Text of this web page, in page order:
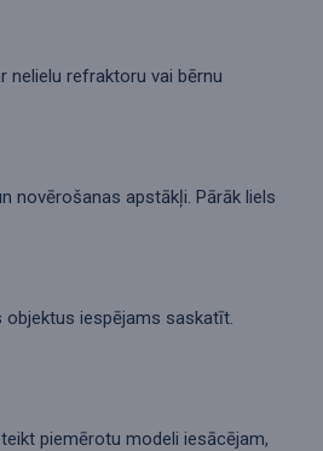
nelielu refraktoru vai bērnu
novērošanas apstākļi. Pārāk liels
objektus iespējams saskatīt.
piemērotu modeli iesācējam,